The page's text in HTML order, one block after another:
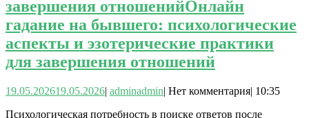
завершения отношенийОнлайн
гадание на бывшего: психологические
аспекты и эзотерические практики
для завершения отношений
19.05.202619.05.2026| adminadmin| Нет комментария| 10:35
Психологическая потребность в поиске ответов после